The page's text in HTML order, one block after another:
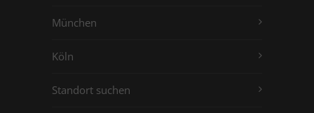
München
Köln
Standort suchen